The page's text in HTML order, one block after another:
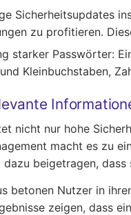
Sicherheitsupdates
zu profitieren.
starker Passwörter:
Kleinbuchstaben,
nicht nur hohe
macht es zu
beigetragen,
betonen Nutzer in
zeigen, dass